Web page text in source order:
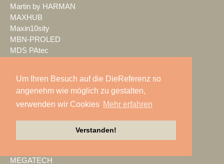
Um Ihren Besuch auf die DieReferenz so
angenehm wie möglich zu gestalten,
verwenden wir Cookies Mehr erfahren
Verstanden!
Martin by HARMAN
MAXHUB
Maxin10sity
MBN-PROLED
MDS PAtec
MEDIA SPECTRUM
MediaLantic
Mediasystem
Mega Audio
MEGATECH